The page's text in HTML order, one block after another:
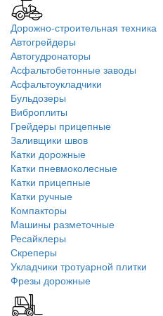
Дорожно-строительная техника
Автогрейдеры
Автогудронаторы
Асфальтобетонные заводы
Асфальтоукладчики
Бульдозеры
Виброплиты
Грейдеры прицепные
Заливщики швов
Катки дорожные
Катки пневмоколесные
Катки прицепные
Катки ручные
Компакторы
Машины разметочные
Ресайклеры
Скреперы
Укладчики тротуарной плитки
Фрезы дорожные